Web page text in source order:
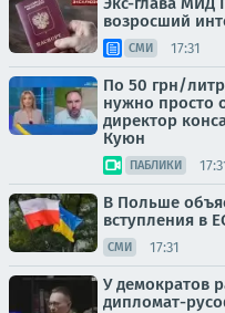
возросший
СМИ 17:31
По 50 грн/литр
нужно просто
директор
Куюн
ПАБЛИКИ
В Польше
вступления в
СМИ 17:31
У демократов
дипломат-